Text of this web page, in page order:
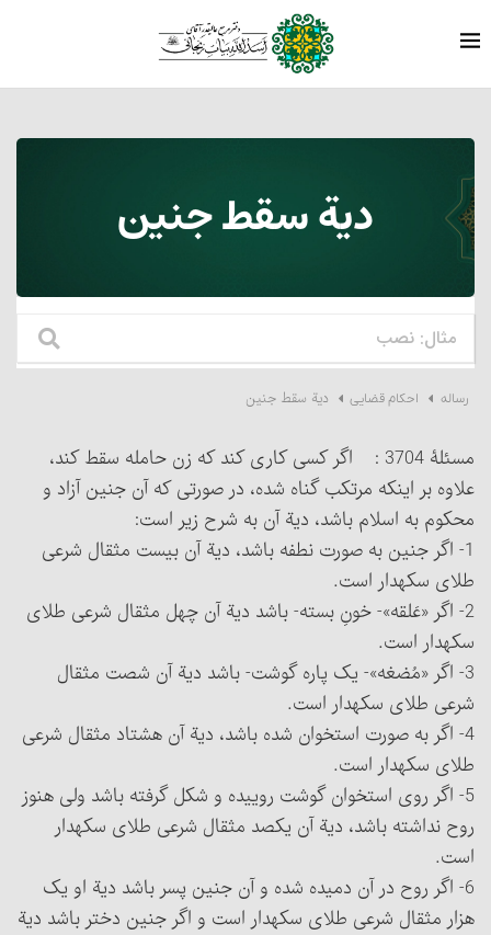
دیة سقط جنین
رساله احکام قضایی دیة سقط جنین
مسئلۀ 3704 : اگر کسی کاری کند که زن حامله سقط کند،
علاوه بر اینکه مرتکب گناه شده، در صورتی که آن جنین آزاد و
محکوم به اسلام باشد، دیة آن به شرح زیر است:
1- اگر جنین به صورت نطفه باشد، دیة آن بیست مثقال شرعی
طلای سکه‎دار است.
2- اگر «عَلقه»- خونِ بسته- باشد دیة آن چهل مثقال شرعی طلای
سکه‎دار است.
3- اگر «مُضغه»- یک پاره گوشت- باشد دیة آن شصت مثقال
شرعی طلای سکه‎دار است.
4- اگر به صورت استخوان شده باشد، دیة آن هشتاد مثقال شرعی
طلای سکه‎دار است.
5- اگر روی استخوان گوشت روییده و شکل گرفته باشد ولی هنوز
روح نداشته باشد، دیة آن یکصد مثقال شرعی طلای سکه‎دار
است.
6- اگر روح در آن دمیده شده و آن جنین پسر باشد دیة او یک
هزار مثقال شرعی طلای سکه‎دار است و اگر جنین دختر باشد دیة